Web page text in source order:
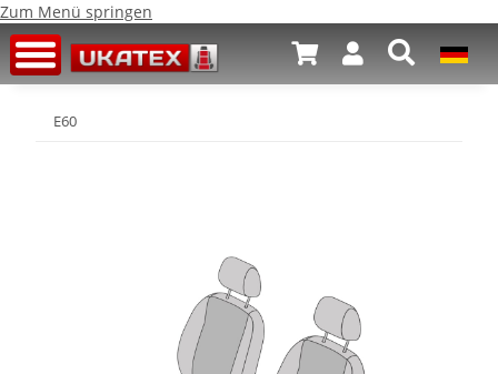
Zum Menü springen
E60